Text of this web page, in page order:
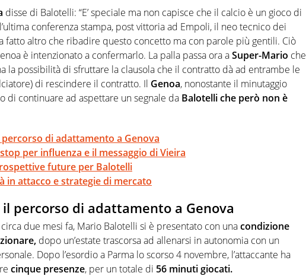
sulle interviste ai grandi protagonisti
disse di Balotelli: “E’ speciale ma non capisce che il calcio è un gioco di
conferenza stampa, post vittoria ad Empoli, il neo tecnico dei
fatto altro che ribadire questo concetto ma con parole più gentili. Ciò
è intenzionato a confermarlo. La palla passa ora aSuper-Mario che
la possibilità di sfruttare la clausola che il contratto dà ad entrambe le
di rescindere il contratto. Il Genoa, nonostante il minutaggio
di continuare ad aspettare un segnale da Balotelli che però non è
di adattamento a Genova
per influenza e il messaggio di Vieira
future per Balotelli
in attacco e strategie di mercato
percorso di adattamento a Genova
due mesi fa, Mario Balotelli si è presentato con unacondizione
dopo un’estate trascorsa ad allenarsi in autonomia con un
Dopo l’esordio a Parma lo scorso 4 novembre, l’attaccante ha
cinque presenze, per un totale di 56 minuti giocati.